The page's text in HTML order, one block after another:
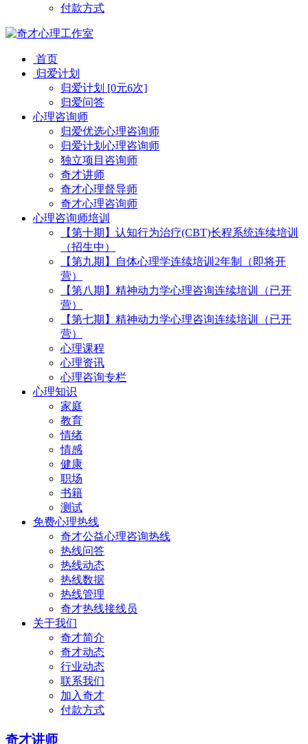
付款方式
首页
归爱计划
归爱计划 [0元6次]
归爱问答
心理咨询师
归爱优选心理咨询师
归爱计划心理咨询师
独立项目咨询师
奇才讲师
奇才心理督导师
奇才心理咨询师
心理咨询师培训
【第十期】认知行为治疗(CBT)长程系统连续培训
（招生中）
【第九期】自体心理学连续培训2年制（即将开
营）
【第八期】精神动力学心理咨询连续培训（已开
营）
【第七期】精神动力学心理咨询连续培训（已开
营）
心理课程
心理资讯
心理咨询专栏
心理知识
家庭
教育
情绪
情感
健康
职场
书籍
测试
免费心理热线
奇才公益心理咨询热线
热线问答
热线动态
热线数据
热线管理
奇才热线接线员
关于我们
奇才简介
奇才动态
行业动态
联系我们
加入奇才
付款方式
奇才讲师